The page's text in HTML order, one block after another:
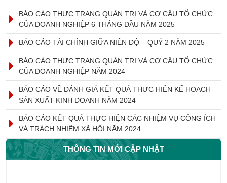
BÁO CÁO THỰC TRẠNG QUẢN TRỊ VÀ CƠ CẤU TỔ CHỨC
CỦA DOANH NGHIỆP 6 THÁNG ĐẦU NĂM 2025
BÁO CÁO TÀI CHÍNH GIỮA NIÊN ĐỘ – QUÝ 2 NĂM 2025
BÁO CÁO THỰC TRẠNG QUẢN TRỊ VÀ CƠ CẤU TỔ CHỨC
CỦA DOANH NGHIỆP NĂM 2024
BÁO CÁO VỀ ĐÁNH GIÁ KẾT QUẢ THỰC HIỆN KẾ HOẠCH
SẢN XUẤT KINH DOANH NĂM 2024
BÁO CÁO KẾT QUẢ THỰC HIỆN CÁC NHIỆM VỤ CÔNG ÍCH
VÀ TRÁCH NHIỆM XÃ HỘI NĂM 2024
THÔNG TIN MỚI CẬP NHẬT